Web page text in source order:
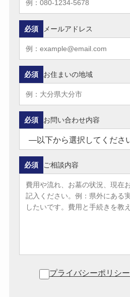
メールアドレス
必須
お住まいの地域
必須
お問い合わせ内容
必須
ご相談内容
必須
プライバシーポリシー